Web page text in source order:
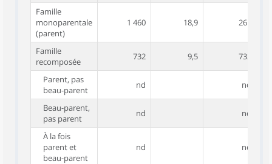
Famille
monoparentale
(parent)
1 460 18,9 261
Famille
recomposée
732 9,5 732
Parent, pas
beau-parent
nd nd
Beau-parent,
pas parent
nd nd
À la fois
parent et
beau-parent
nd nd